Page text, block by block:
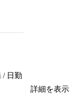
/ 日勤
詳細を表示